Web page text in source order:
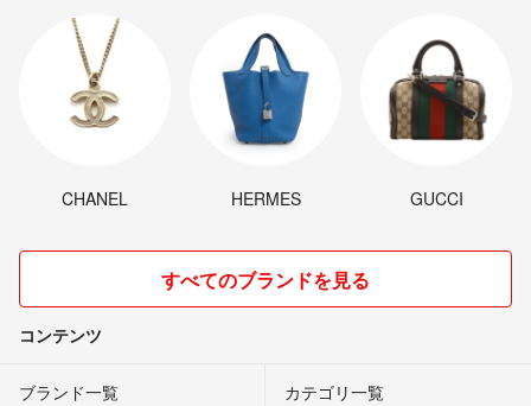
CHANEL HERMES GUCCI
すべてのブランドを見る
コンテンツ
ブランド一覧 カテゴリ一覧